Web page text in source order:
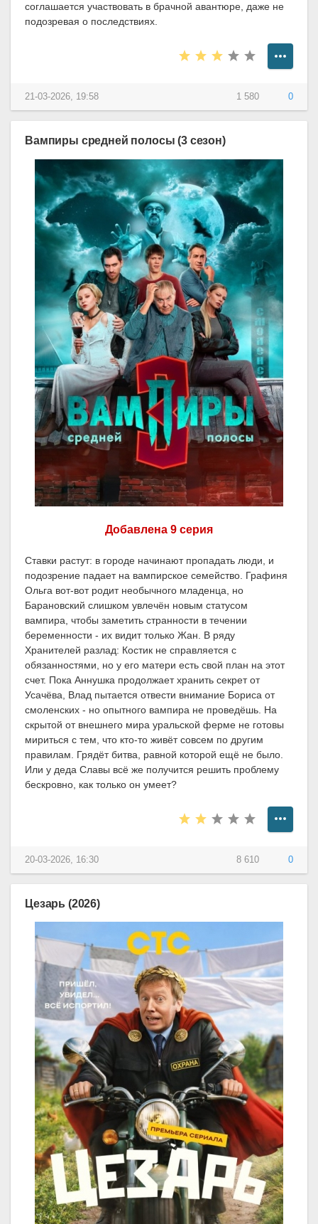
соглашается участвовать в брачной авантюре, даже не
подозревая о последствиях.
1 580 0
21-03-2026, 19:58
Вампиры средней полосы (3 сезон)
Добавлена 9 серия
Ставки растут: в городе начинают пропадать люди, и
подозрение падает на вампирское семейство. Графиня
Ольга вот-вот родит необычного младенца, но
Барановский слишком увлечён новым статусом
вампира, чтобы заметить странности в течении
беременности - их видит только Жан. В ряду
Хранителей разлад: Костик не справляется с
обязанностями, но у его матери есть свой план на этот
счет. Пока Аннушка продолжает хранить секрет от
Усачёва, Влад пытается отвести внимание Бориса от
смоленских - но опытного вампира не проведёшь. На
скрытой от внешнего мира уральской ферме не готовы
мириться с тем, что кто-то живёт совсем по другим
правилам. Грядёт битва, равной которой ещё не было.
Или у деда Славы всё же получится решить проблему
бескровно, как только он умеет?
8 610 0
20-03-2026, 16:30
Цезарь (2026)